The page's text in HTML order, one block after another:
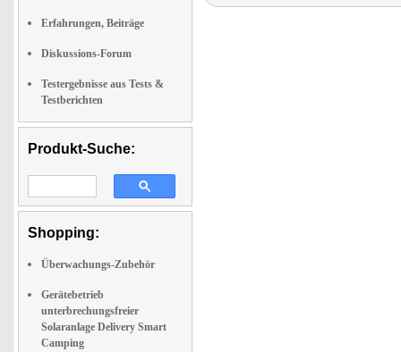
Erfahrungen, Beiträge
Diskussions-Forum
Testergebnisse aus Tests &
Testberichten
Produkt-Suche:
Shopping:
Überwachungs-Zubehör
Gerätebetrieb
unterbrechungsfreier
Solaranlage Delivery Smart
Camping